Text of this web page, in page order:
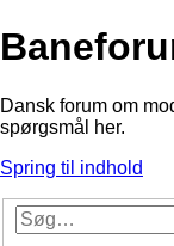
Dansk forum om
spørgsmål her.
Spring til indhold